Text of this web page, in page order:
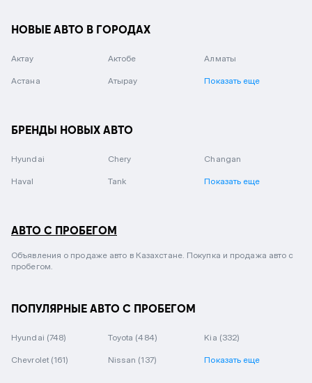
НОВЫЕ АВТО В ГОРОДАХ
Актау Актобе Алматы
Астана Атырау Показать еще
БРЕНДЫ НОВЫХ АВТО
Hyundai Chery Changan
Haval Tank Показать еще
АВТО С ПРОБЕГОМ
Объявления о продаже авто в Казахстане. Покупка и продажа авто с
пробегом.
ПОПУЛЯРНЫЕ АВТО С ПРОБЕГОМ
Hyundai (748) Toyota (484) Kia (332)
Chevrolet (161) Nissan (137) Показать еще